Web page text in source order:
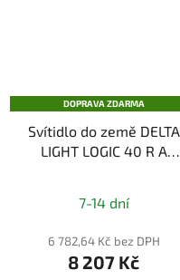
DOPRAVA ZDARMA
Svítidlo do země DELTA
LIGHT LOGIC 40 R A
7-14 dní
6 782,64 Kč bez DPH
8 207 Kč